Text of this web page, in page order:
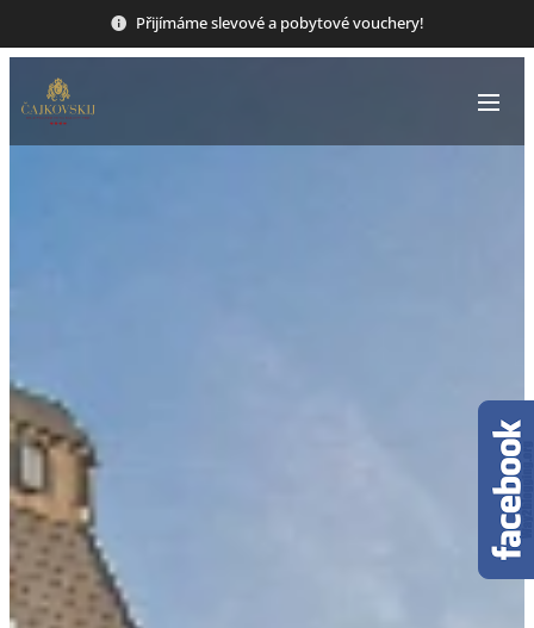
Přijímáme slevové a pobytové vouchery!